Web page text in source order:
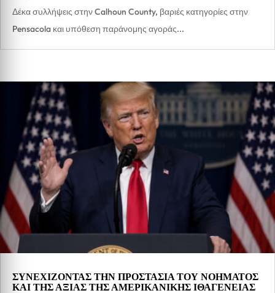
Δέκα συλλήψεις στην Calhoun County, βαριές κατηγορίες στην
Pensacola και υπόθεση παράνομης αγοράς...
ΣΥΝΕΧΙΖΟΝΤΑΣ ΤΗΝ ΠΡΟΣΤΑΣΙΑ ΤΟΥ ΝΟΗΜΑΤΟΣ
ΚΑΙ ΤΗΣ ΑΞΙΑΣ ΤΗΣ ΑΜΕΡΙΚΑΝΙΚΗΣ ΙΘΑΓΕΝΕΙΑΣ